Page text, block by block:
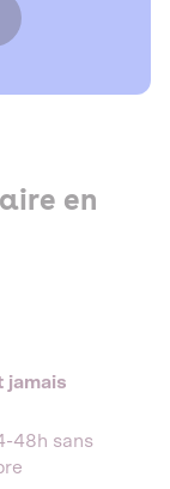
en
jamais
48h sans